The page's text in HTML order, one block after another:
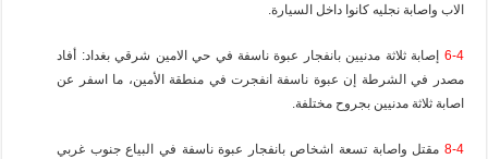
الاب واصابة نجليه كانوا داخل السيارة.
6-4 إصابة ثلاثة مدنيين بانفجار عبوة ناسفة في حي الامين شرقي بغداد: أفاد
مصدر في الشرطة إن عبوة ناسفة انفجرت في منطقة الأمين، ما اسفر عن
اصابة ثلاثة مدنيين بجروح مختلفة.
8-4 مقتل واصابة تسعة اشخاص بانفجار عبوة ناسفة في البياع جنوب غربي